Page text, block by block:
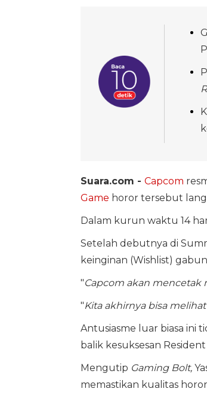
Suara.com - Capcom
Game horor tersebut
Dalam kurun waktu 14
Setelah debutnya di
keinginan (Wishlist)
"Capcom akan mencetak
"Kita akhirnya bisa
Antusiasme luar biasa ini
balik kesuksesan
Mengutip Gaming Bolt,
memastikan kualitas